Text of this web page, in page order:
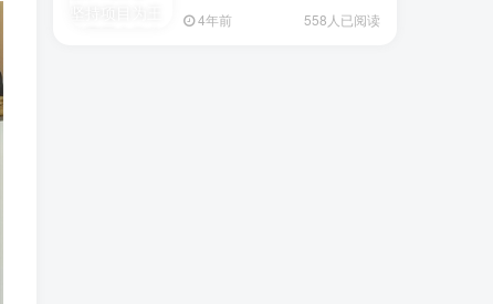
点项目建设贡献“交发力量”
4年前 558人已阅读